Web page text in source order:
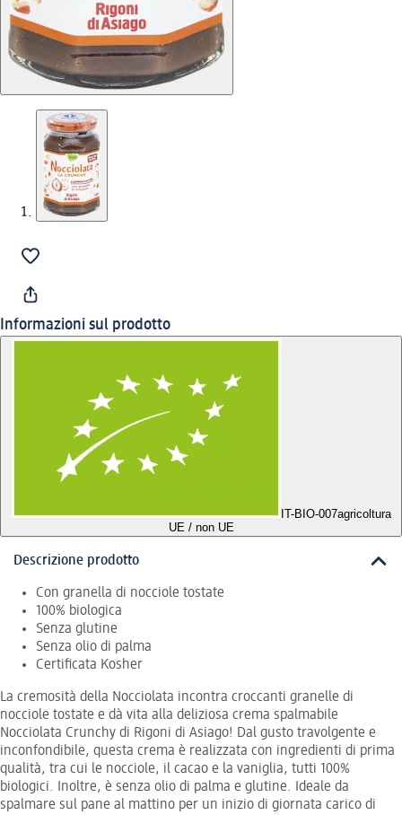
Informazioni sul prodotto
IT-BIO-007agricoltura
UE / non UE
Descrizione prodotto
Con granella di nocciole tostate
100% biologica
Senza glutine
Senza olio di palma
Certificata Kosher
La cremosità della Nocciolata incontra croccanti granelle di
nocciole tostate e dà vita alla deliziosa crema spalmabile
Nocciolata Crunchy di Rigoni di Asiago! Dal gusto travolgente e
inconfondibile, questa crema è realizzata con ingredienti di prima
qualità, tra cui le nocciole, il cacao e la vaniglia, tutti 100%
biologici. Inoltre, è senza olio di palma e glutine. Ideale da
spalmare sul pane al mattino per un inizio di giornata carico di